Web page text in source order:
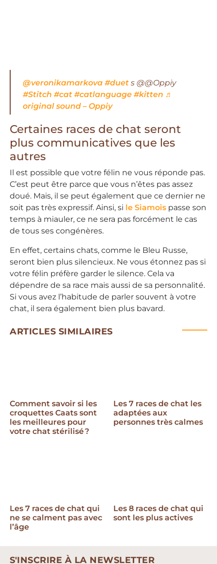
@veronikamarkova #duet s @@Oppiy
#Stitch #cat #catlanguage #kitten ♬
original sound – Oppiy
Certaines races de chat seront
plus communicatives que les
autres
Il est possible que votre félin ne vous réponde pas.
C’est peut être parce que vous n’êtes pas assez
doué. Mais, il se peut également que ce dernier ne
soit pas très expressif. Ainsi, si le Siamois passe son
temps à miauler, ce ne sera pas forcément le cas
de tous ses congénères.
En effet, certains chats, comme le Bleu Russe,
seront bien plus silencieux. Ne vous étonnez pas si
votre félin préfère garder le silence. Cela va
dépendre de sa race mais aussi de sa personnalité.
Si vous avez l’habitude de parler souvent à votre
chat, il sera également bien plus bavard.
ARTICLES SIMILAIRES
Comment savoir si les
croquettes Caats sont
les meilleures pour
votre chat stérilisé ?
Les 7 races de chat les
adaptées aux
personnes très calmes
Les 7 races de chat qui
ne se calment pas avec
l’âge
Les 8 races de chat qui
sont les plus actives
S'INSCRIRE À LA NEWSLETTER